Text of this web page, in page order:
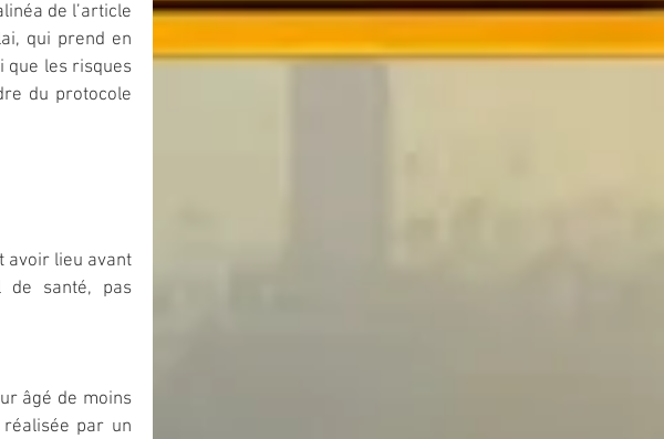
de l’article
qui prend en
que les risques
du protocole
avoir lieu avant
de santé, pas
âgé de moins
par un